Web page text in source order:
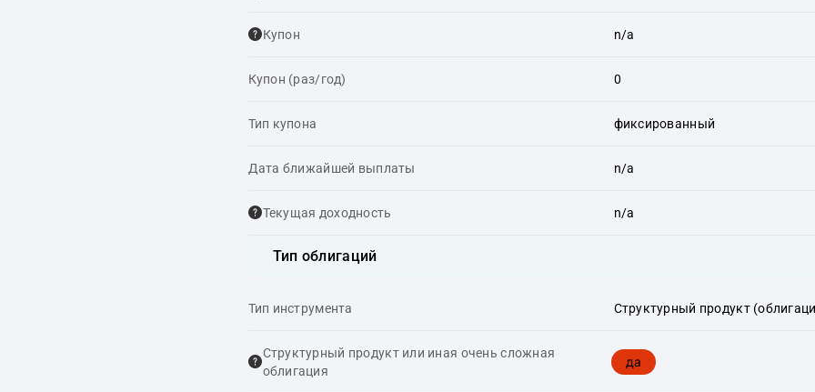
Купон n/a
Купон (раз/год) 0
Тип купона фиксированный
Дата ближайшей выплаты n/a
Текущая доходность n/a
Тип облигаций
Тип инструмента Структурный продукт
Структурный продукт или иная очень сложная
облигация
да